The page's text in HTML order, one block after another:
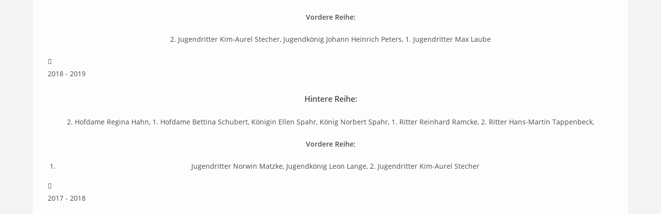
Vordere Reihe:
2. Jugendritter Kim-Aurel Stecher, Jugendkönig Johann Heinrich Peters, 1. Jugendritter Max Laube
2018 - 2019
Hintere Reihe:
2. Hofdame Regina Hahn, 1. Hofdame Bettina Schubert, Königin Ellen Spahr, König Norbert Spahr, 1. Ritter Reinhard Ramcke, 2. Ritter Hans-Martin Tappenbeck,
Vordere Reihe:
Jugendritter Norwin Matzke, Jugendkönig Leon Lange, 2. Jugendritter Kim-Aurel Stecher
2017 - 2018